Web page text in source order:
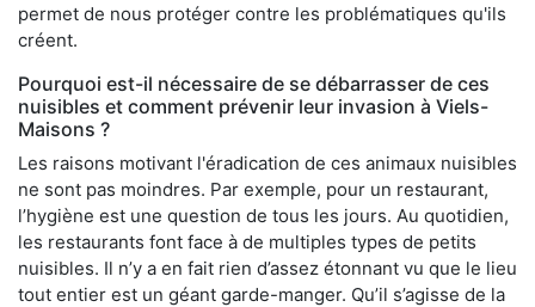
permet de nous protéger contre les problématiques qu'ils
créent.
Pourquoi est-il nécessaire de se débarrasser de ces
nuisibles et comment prévenir leur invasion à Viels-
Maisons ?
Les raisons motivant l'éradication de ces animaux nuisibles
ne sont pas moindres. Par exemple, pour un restaurant,
l’hygiène est une question de tous les jours. Au quotidien,
les restaurants font face à de multiples types de petits
nuisibles. Il n’y a en fait rien d’assez étonnant vu que le lieu
tout entier est un géant garde-manger. Qu’il s’agisse de la